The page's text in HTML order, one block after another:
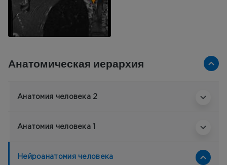
Анатомическая иерархия
Анатомия человека 2
Анатомия человека 1
Нейроанатомия человека